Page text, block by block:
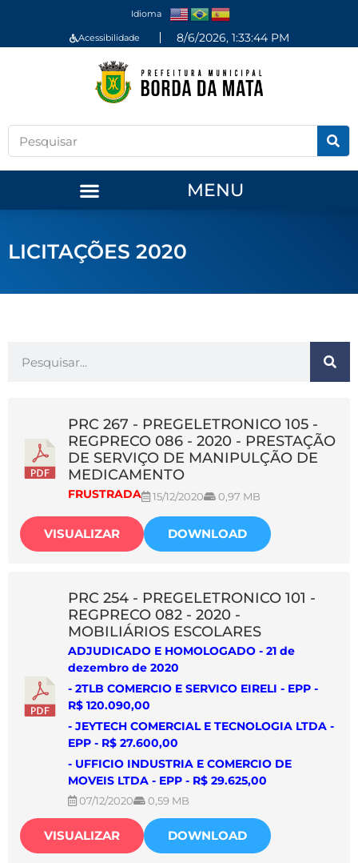
Idioma
Acessibilidade 8/6/2026, 1:33:45 PM
MENU
LICITAÇÕES 2020
PRC 267 - PREGELETRONICO 105 -
REGPRECO 086 - 2020 - PRESTAÇÃO
DE SERVIÇO DE MANIPULÇÃO DE
MEDICAMENTO
FRUSTRADA 15/12/2020 0,97 MB
VISUALIZAR DOWNLOAD
PRC 254 - PREGELETRONICO 101 -
REGPRECO 082 - 2020 -
MOBILIÁRIOS ESCOLARES
ADJUDICADO E HOMOLOGADO - 21 de
dezembro de 2020
- 2TLB COMERCIO E SERVICO EIRELI - EPP -
R$ 120.090,00
- JEYTECH COMERCIAL E TECNOLOGIA LTDA -
EPP - R$ 27.600,00
- UFFICIO INDUSTRIA E COMERCIO DE
MOVEIS LTDA - EPP - R$ 29.625,00
07/12/2020 0,59 MB
VISUALIZAR DOWNLOAD